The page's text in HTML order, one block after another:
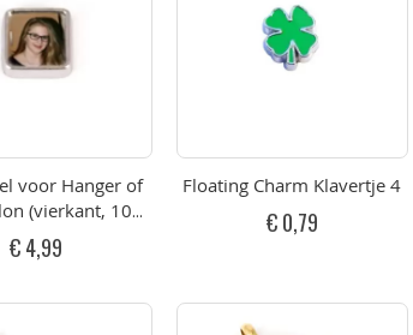
voor Hanger of
(vierkant, 10
mm)
€ 4,99
Floating Charm Klavertje 4
€ 0,79